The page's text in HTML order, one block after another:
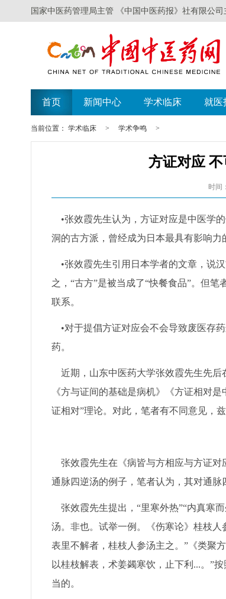
国家中医药管理局主管 《中国中医药报》社有限公司
首页 新闻中心 学术临床 就医
当前位置： 学术临床 > 学术争鸣 >
方证对应
时间
•张效霞先生认为，方证对应是中医学
洞的古方派，曾经成为日本最具有影响力
•张效霞先生引用日本学者的文章，说
之，“古方”是被当成了“快餐食品”。但
联系。
•对于提倡方证对应会不会导致废医存
药。
近期，山东中医药大学张效霞先生先后
《方与证间的基础是病机》《方证相对
证相对”理论。对此，笔者有不同意见，兹
张效霞先生在《病皆与方相应与方证对
通脉四逆汤的例子，笔者认为，其对通脉
张效霞先生提出，“里寒外热”“内真寒
汤。非也。试举一例。《伤寒论》桂枝人
表里不解者，桂枝人参汤主之。”《类聚
以桂枝解表，术姜蠲寒饮，止下利...。”
当的。